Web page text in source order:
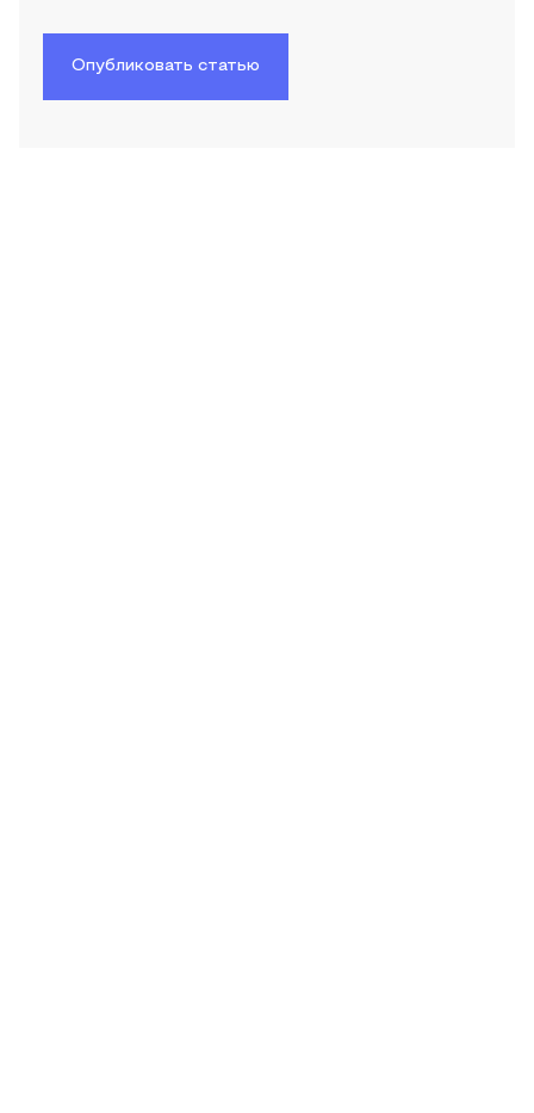
Опубликовать статью